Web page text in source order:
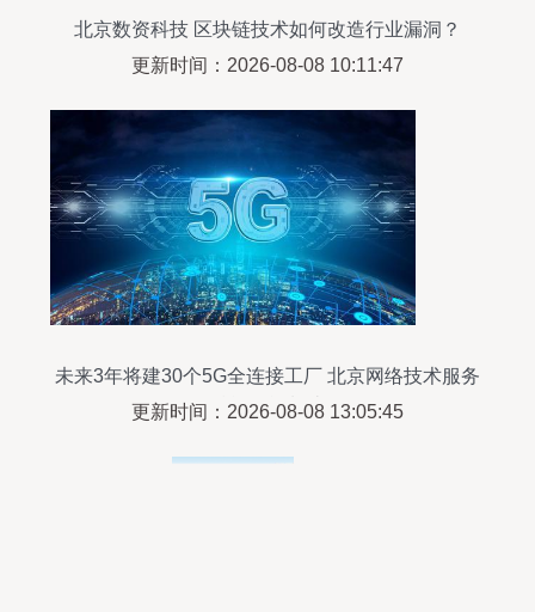
北京数资科技 区块链技术如何改造行业漏洞？
更新时间：2026-08-08 10:11:47
未来3年将建30个5G全连接工厂 北京网络技术服务
赋能智能制造
更新时间：2026-08-08 13:05:45